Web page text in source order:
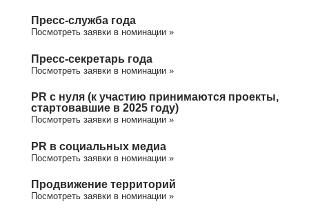
Пресс-служба года
Посмотреть заявки в номинации »
Пресс-секретарь года
Посмотреть заявки в номинации »
PR с нуля (к участию принимаются проекты,
стартовавшие в 2025 году)
Посмотреть заявки в номинации »
PR в социальных медиа
Посмотреть заявки в номинации »
Продвижение территорий
Посмотреть заявки в номинации »